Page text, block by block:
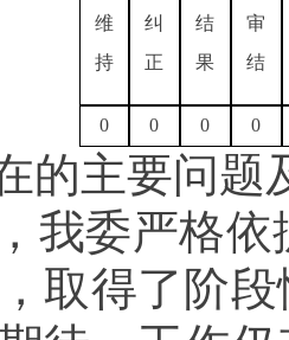
维
持
纠
正
结
果
审
结
0 0 0 0
的主要问题
我委严格
取得了阶